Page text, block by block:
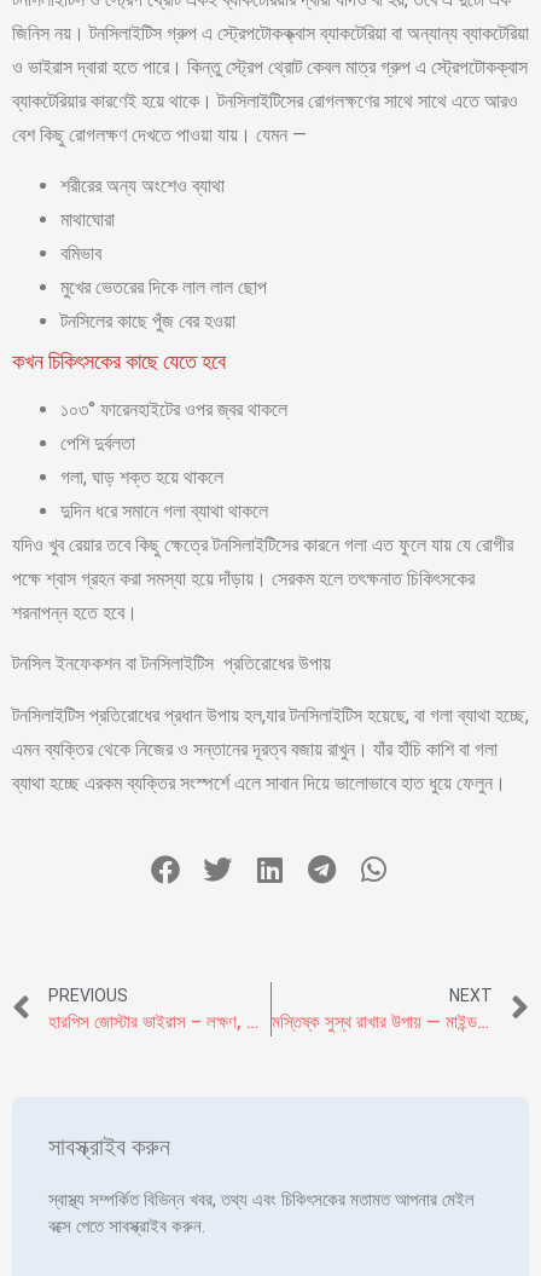
জিনিস নয়। টনসিলাইটিস গ্রুপ এ স্ট্রেপটোকক্ক্বাস ব্যাকটেরিয়া বা অন্যান্য ব্যাকটেরিয়া
ও ভাইরাস দ্বারা হতে পারে। কিন্তু স্ট্রেপ থ্রোট কেবল মাত্র গ্রুপ এ স্ট্রেপটোকক্বাস
ব্যাকটেরিয়ার কারণেই হয়ে থাকে। টনসিলাইটিসের রোগলক্ষণের সাথে সাথে এতে আরও
বেশ কিছু রোগলক্ষণ দেখতে পাওয়া যায়। যেমন —
শরীরের অন্য অংশেও ব্যাথা
মাথাঘোরা
বমিভাব
মুখের ভেতরের দিকে লাল লাল ছোপ
টনসিলের কাছে পুঁজ বের হওয়া
কখন চিকিৎসকের কাছে যেতে হবে
১০৩° ফারেনহাইটের ওপর জ্বর থাকলে
পেশি দুর্বলতা
গলা, ঘাড় শক্ত হয়ে থাকলে
দুদিন ধরে সমানে গলা ব্যাথা থাকলে
যদিও খুব রেয়ার তবে কিছু ক্ষেত্রে টনসিলাইটিসের কারনে গলা এত ফুলে যায় যে রোগীর
পক্ষে শ্বাস গ্রহন করা সমস্যা হয়ে দাঁড়ায়। সেরকম হলে তৎক্ষনাত চিকিৎসকের
শরনাপন্ন হতে হবে।
টনসিল ইনফেকশন বা টনসিলাইটিস প্রতিরোধের উপায়
টনসিলাইটিস প্রতিরোধের প্রধান উপায় হল,যার টনসিলাইটিস হয়েছে, বা গলা ব্যাথা হচ্ছে,
এমন ব্যক্তির থেকে নিজের ও সন্তানের দূরত্ব বজায় রাখুন। যাঁর হাঁচি কাশি বা গলা
ব্যাথা হচ্ছে এরকম ব্যক্তির সংস্পর্শে এলে সাবান দিয়ে ভালোভাবে হাত ধুয়ে ফেলুন।
PREVIOUS
হারপিস জোস্টার ভাইরাস – লক্ষণ, কারন,জটিলতা ও প্রতিকার
NEXT
মস্তিষ্ক সুস্থ রাখার উপায় — মাইন্ড ডায়েট
সাবস্ক্রাইব করুন
স্বাস্থ্য সম্পর্কিত বিভিন্ন খবর, তথ্য এবং চিকিৎসকের মতামত আপনার মেইল
বক্সে পেতে সাবস্ক্রাইব করুন.